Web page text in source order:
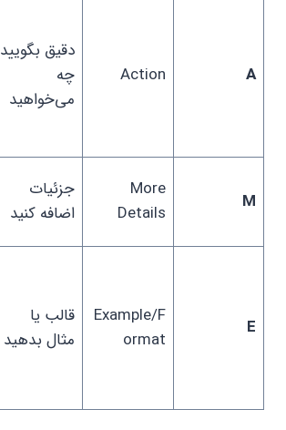
A
Action
دقیق بگویید
چه
می‌خواهید
M
More
Details
جزئیات
اضافه کنید
E
Example/F
ormat
قالب یا
مثال بدهید